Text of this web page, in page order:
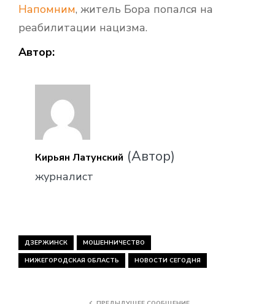
Напомним, житель Бора попался на
реабилитации нацизма.
Автор:
Кирьян Латунский (Автор)
журналист
ДЗЕРЖИНСК МОШЕННИЧЕСТВО
НИЖЕГОРОДСКАЯ ОБЛАСТЬ НОВОСТИ СЕГОДНЯ